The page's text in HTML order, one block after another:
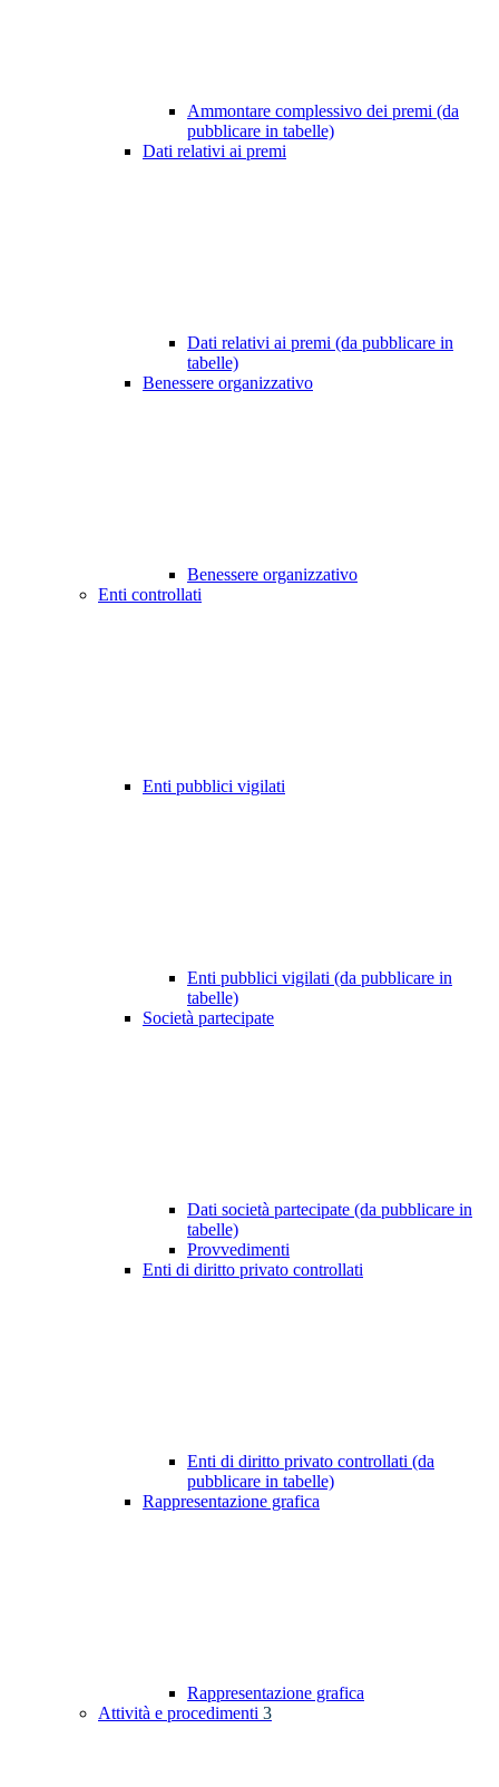
Ammontare complessivo dei premi (da
pubblicare in tabelle)
Dati relativi ai premi
Dati relativi ai premi (da pubblicare in
tabelle)
Benessere organizzativo
Benessere organizzativo
Enti controllati
Enti pubblici vigilati
Enti pubblici vigilati (da pubblicare in
tabelle)
Società partecipate
Dati società partecipate (da pubblicare in
tabelle)
Provvedimenti
Enti di diritto privato controllati
Enti di diritto privato controllati (da
pubblicare in tabelle)
Rappresentazione grafica
Rappresentazione grafica
Attività e procedimenti 3